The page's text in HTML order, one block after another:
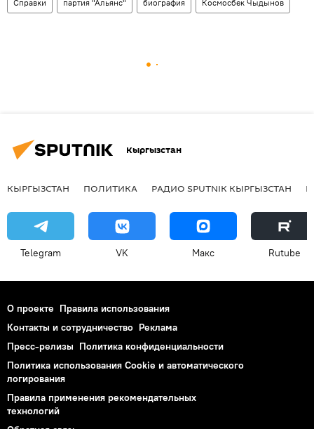
Справки партия "Альянс" биография Космосбек Чыдынов
Кыргызстан
КЫРГЫЗСТАН ПОЛИТИКА РАДИО SPUTNIK КЫРГЫЗСТАН
Telegram VK Макс Rutube
О проекте Правила использования
Контакты и сотрудничество Реклама
Пресс-релизы Политика конфиденциальности
Политика использования Cookie и автоматического
логирования
Правила применения рекомендательных
технологий